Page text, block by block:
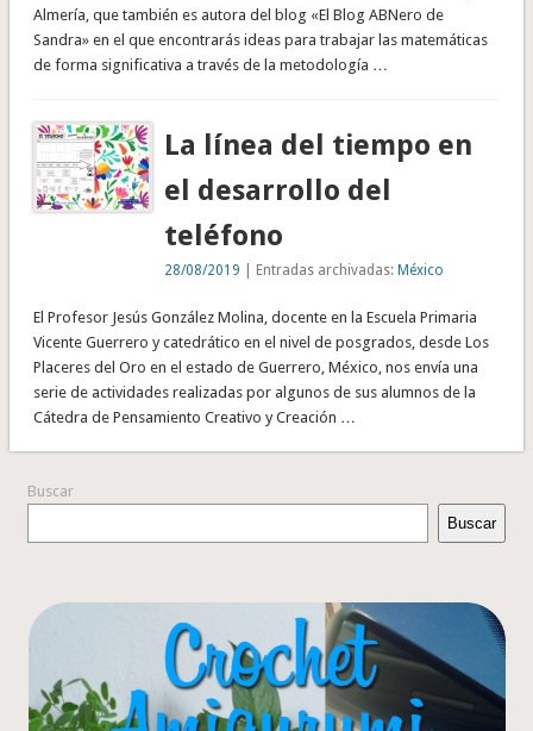
Almería, que también es autora del blog «El Blog ABNero de
Sandra» en el que encontrarás ideas para trabajar las matemáticas
de forma significativa a través de la metodología …
La línea del tiempo en
el desarrollo del
teléfono
28/08/2019 | Entradas archivadas:México
El Profesor Jesús González Molina, docente en la Escuela Primaria
Vicente Guerrero y catedrático en el nivel de posgrados, desde Los
Placeres del Oro en el estado de Guerrero, México, nos envía una
serie de actividades realizadas por algunos de sus alumnos de la
Cátedra de Pensamiento Creativo y Creación …
Buscar
Buscar